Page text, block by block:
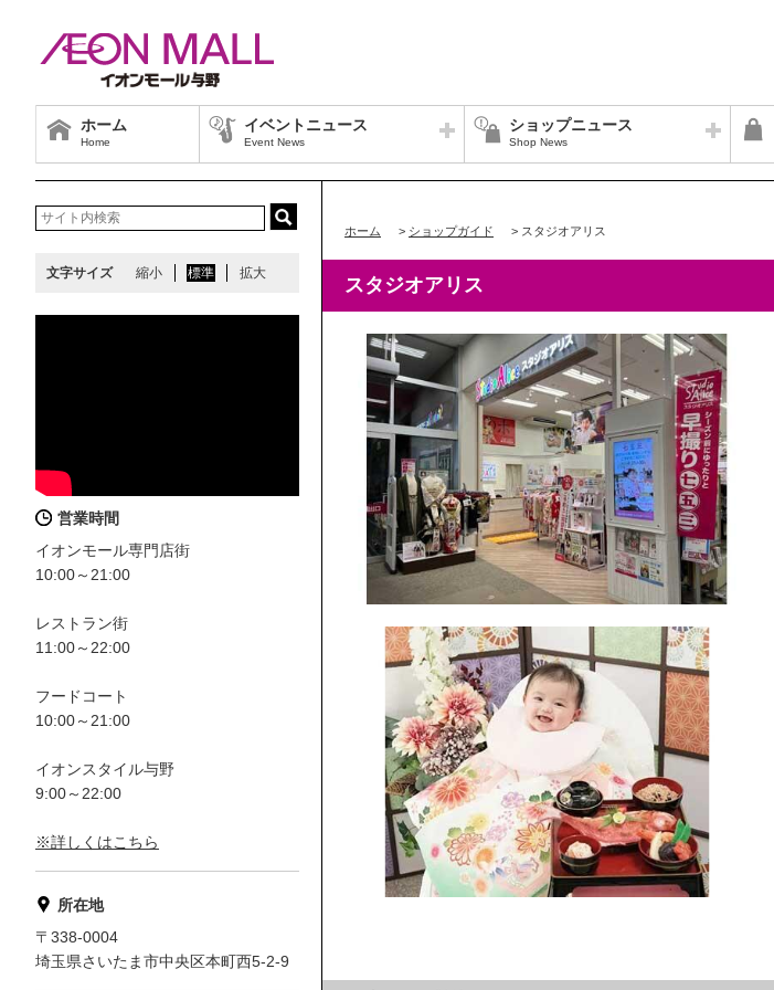
ホーム
Home
イベントニュース
Event News
ショップニュース
Shop News
ホーム > ショップガイド > スタジオアリス
スタジオアリス
文字サイズ 縮小 標準 拡大
営業時間
イオンモール専門店街
10:00～21:00
レストラン街
11:00～22:00
フードコート
10:00～21:00
イオンスタイル与野
9:00～22:00
※詳しくはこちら
所在地
〒338-0004
埼玉県さいたま市中央区本町西5-2-9